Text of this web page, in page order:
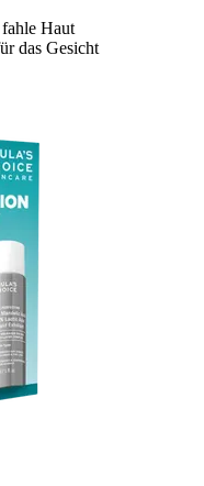
Haut
das Gesicht